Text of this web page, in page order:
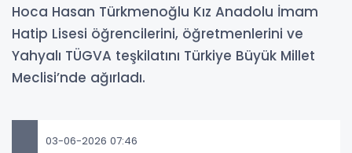
Hoca Hasan Türkmenoğlu Kız Anadolu İmam
Hatip Lisesi öğrencilerini, öğretmenlerini ve
Yahyalı TÜGVA teşkilatını Türkiye Büyük Millet
Meclisi’nde ağırladı.
03-06-2026 07:46